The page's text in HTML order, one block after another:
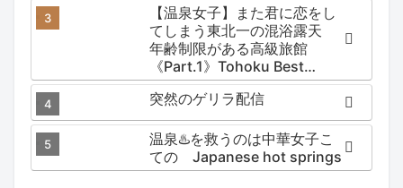
【温泉女子】また君に恋をし
てしまう東北一の混浴露天
年齢制限がある高級旅館
《Part.1》Tohoku Best
Secret hotspring #japan
#koteno
突然のゲリラ配信
温泉♨️を救うのは中華女子こ
ての Japanese hot springs